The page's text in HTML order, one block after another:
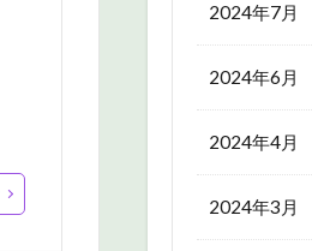
2024年7月
2024年6月
2024年4月
2024年3月